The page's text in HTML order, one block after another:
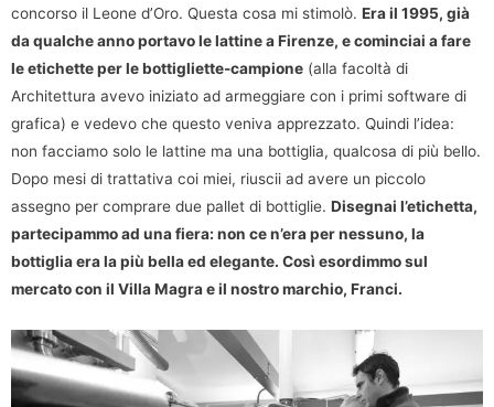
concorso il Leone d’Oro. Questa cosa mi stimolò. Era il 1995, già
da qualche anno portavo le lattine a Firenze, e cominciai a fare
le etichette per le bottigliette-campione (alla facoltà di
Architettura avevo iniziato ad armeggiare con i primi software di
grafica) e vedevo che questo veniva apprezzato. Quindi l’idea:
non facciamo solo le lattine ma una bottiglia, qualcosa di più bello.
Dopo mesi di trattativa coi miei, riuscii ad avere un piccolo
assegno per comprare due pallet di bottiglie. Disegnai l’etichetta,
partecipammo ad una fiera: non ce n’era per nessuno, la
bottiglia era la più bella ed elegante. Così esordimmo sul
mercato con il Villa Magra e il nostro marchio, Franci.